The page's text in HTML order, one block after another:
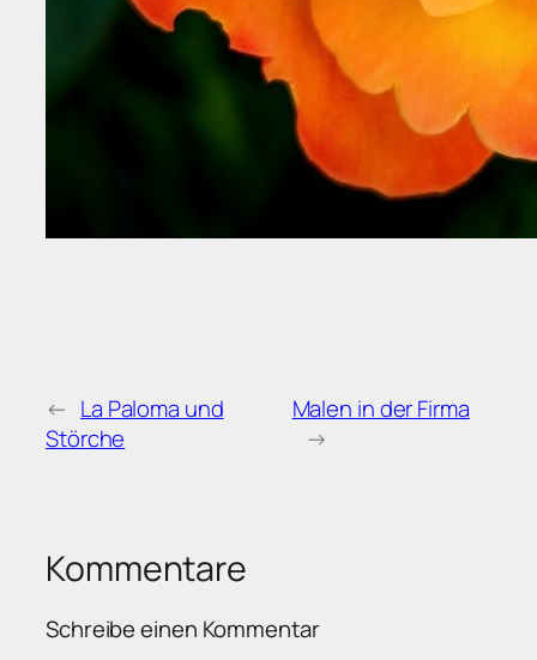
← La Paloma und
Störche
Malen in der Firma
→
Kommentare
Schreibe einen Kommentar